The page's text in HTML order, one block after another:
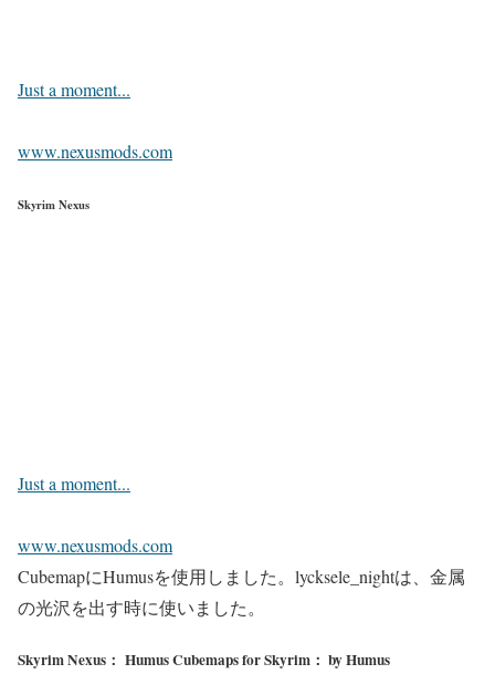
Just a moment...
www.nexusmods.com
Skyrim Nexus
Just a moment...
www.nexusmods.com
CubemapにHumusを使用しました。lycksele_nightは、金属
の光沢を出す時に使いました。
Skyrim Nexus： Humus Cubemaps for Skyrim： by Humus